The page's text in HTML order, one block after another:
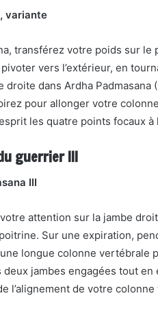
variante
transférez votre poids sur
vers l’extérieur, en
droite dans Ardha
pour allonger votre
les quatre points focaux
guerrier III
III
attention sur la jambe
Sur une expiration,
longue colonne vertébrale
deux jambes engagées tout
l’alignement de votre